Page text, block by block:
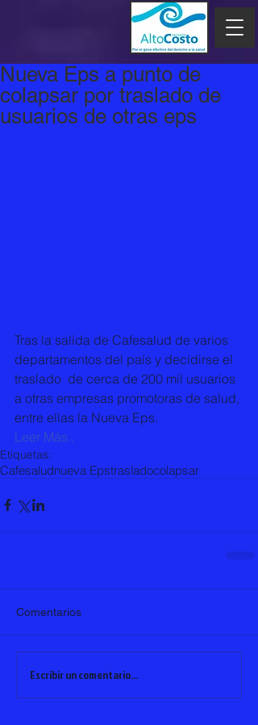
Nueva Eps a punto de
colapsar por traslado de
usuarios de otras eps
Tras la salida de Cafesalud de varios
departamentos del país y decidirse el
traslado  de cerca de 200 mil usuarios
a otras empresas promotoras de salud,
entre ellas la Nueva Eps.
Leer Más..
Etiquetas:
Cafesaludnueva Epstrasladocolapsar
Comentarios
Escribir un comentario...